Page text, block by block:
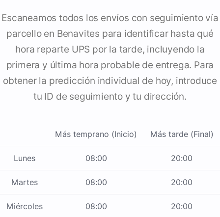
Escaneamos todos los envíos con seguimiento vía
parcello en Benavites para identificar hasta qué
hora reparte UPS por la tarde, incluyendo la
primera y última hora probable de entrega. Para
obtener la predicción individual de hoy, introduce
tu ID de seguimiento y tu dirección.
Más temprano (Inicio) Más tarde (Final)
Lunes 08:00 20:00
Martes 08:00 20:00
Miércoles 08:00 20:00